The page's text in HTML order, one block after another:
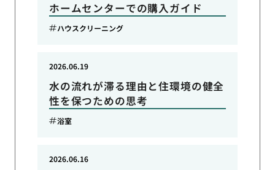
ホームセンターでの購入ガイド
ハウスクリーニング
水の流れが滞る理由と住環境の健全
性を保つための思考
2026.06.19
浴室
2026.06.16